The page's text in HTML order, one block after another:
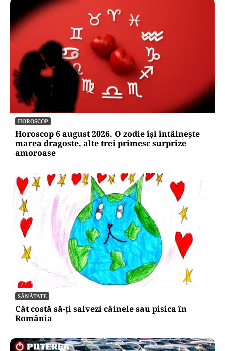
HOROSCOP
Horoscop 6 august 2026. O zodie își întâlnește
marea dragoste, alte trei primesc surprize
amoroase
SĂNĂTATE
Cât costă să-ți salvezi câinele sau pisica în
România